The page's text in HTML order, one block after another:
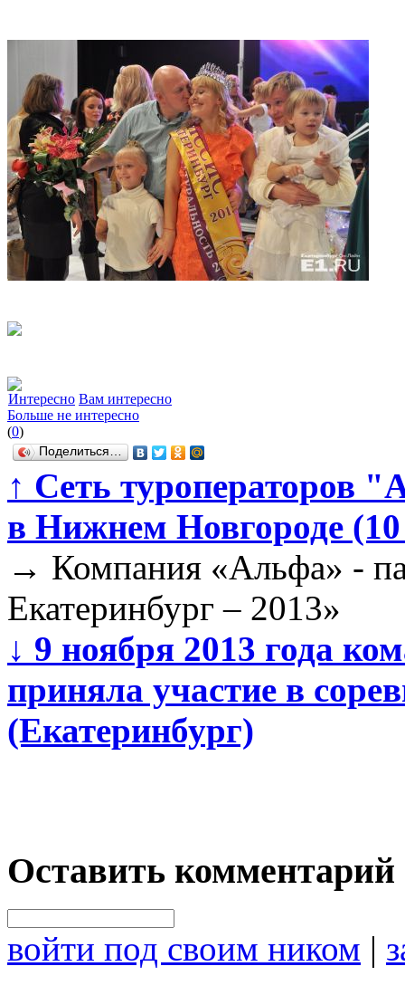
Интересно Вам интересно
Больше не интересно
(0)
Поделиться…
↑ Сеть
в Нижнем Новгороде
→ Компания «Альфа» -
Екатеринбург – 2013»
↓ 9 ноября 2013 года
приняла участие в
(Екатеринбург)
Оставить комментарий
войти под своим ником |